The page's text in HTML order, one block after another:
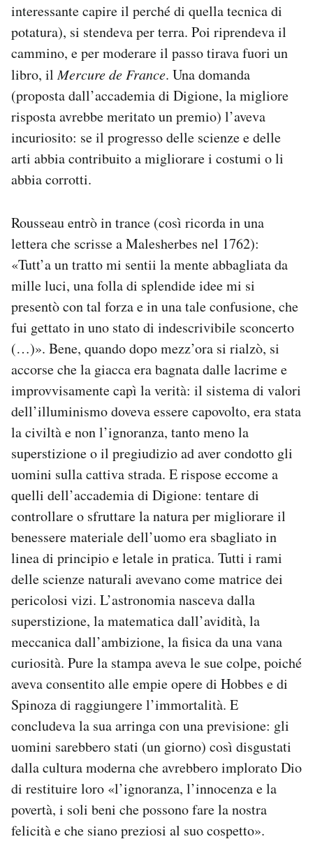
interessante capire il perché di quella tecnica di
potatura), si stendeva per terra. Poi riprendeva il
cammino, e per moderare il passo tirava fuori un
libro, ilMercure de France. Una domanda
(proposta dall’accademia di Digione, la migliore
risposta avrebbe meritato un premio) l’aveva
incuriosito: se il progresso delle scienze e delle
arti abbia contribuito a migliorare i costumi o li
abbia corrotti.
Rousseau entrò in trance (così ricorda in una
lettera che scrisse a Malesherbes nel 1762):
«Tutt’a un tratto mi sentii la mente abbagliata da
mille luci, una folla di splendide idee mi si
presentò con tal forza e in una tale confusione, che
fui gettato in uno stato di indescrivibile sconcerto
(…)». Bene, quando dopo mezz’ora si rialzò, si
accorse che la giacca era bagnata dalle lacrime e
improvvisamente capì la verità: il sistema di valori
dell’illuminismo doveva essere capovolto, era stata
la civiltà e non l’ignoranza, tanto meno la
superstizione o il pregiudizio ad aver condotto gli
uomini sulla cattiva strada. E rispose eccome a
quelli dell’accademia di Digione: tentare di
controllare o sfruttare la natura per migliorare il
benessere materiale dell’uomo era sbagliato in
linea di principio e letale in pratica. Tutti i rami
delle scienze naturali avevano come matrice dei
pericolosi vizi. L’astronomia nasceva dalla
superstizione, la matematica dall’avidità, la
meccanica dall’ambizione, la fisica da una vana
curiosità. Pure la stampa aveva le sue colpe, poiché
aveva consentito alle empie opere di Hobbes e di
Spinoza di raggiungere l’immortalità. E
concludeva la sua arringa con una previsione: gli
uomini sarebbero stati (un giorno) così disgustati
dalla cultura moderna che avrebbero implorato Dio
di restituire loro «l’ignoranza, l’innocenza e la
povertà, i soli beni che possono fare la nostra
felicità e che siano preziosi al suo cospetto».